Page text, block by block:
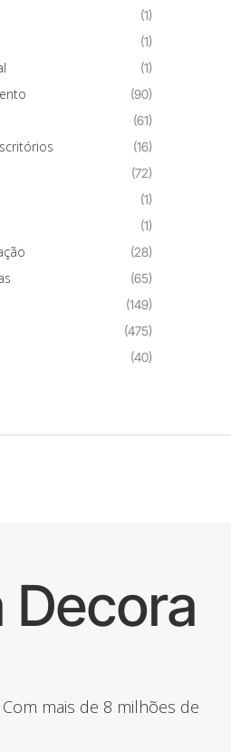
(1)
(1)
(1)
(90)
(61)
(16)
(72)
(1)
(1)
(28)
(65)
(149)
(475)
(40)
mais de 8 milhões de